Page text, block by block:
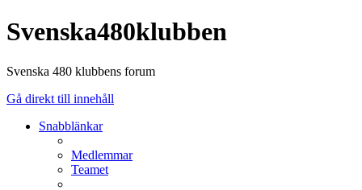
Svenska480klubben
Svenska 480 klubbens forum
Gå direkt till innehåll
Snabblänkar
Medlemmar
Teamet